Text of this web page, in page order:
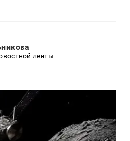
ленты